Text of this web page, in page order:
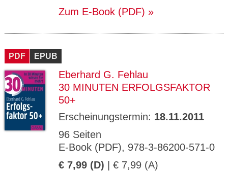
Zum E-Book (PDF)
PDF EPUB
Eberhard G. Fehlau
30 MINUTEN ERFOLGSFAKTOR
50+
Erscheinungstermin: 18.11.2011
96 Seiten
E-Book (PDF), 978-3-86200-571-0
€ 7,99 (D) | € 7,99 (A)